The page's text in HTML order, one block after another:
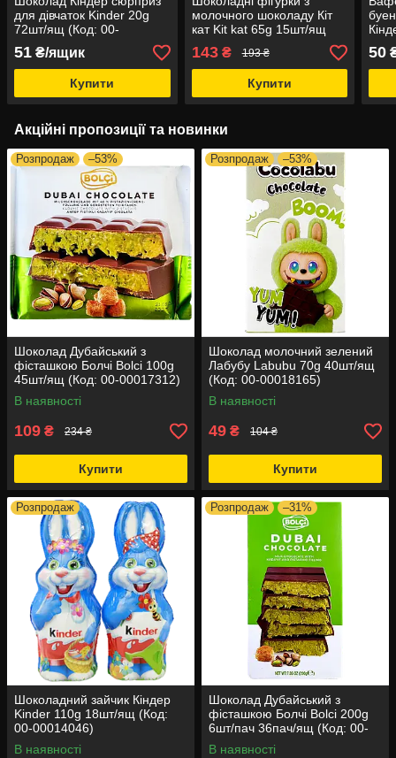
для дівчаток Kinder 20g
72шт/ящ (Код: 00-
00004744)
51 ₴/ящик
Купити
молочного шоколаду Кіт
кат Kit kat 65g 15шт/ящ
(Код: 00-00021077)
143₴ 193 ₴
Купити
50
Акційні пропозиції та новинки
Розпродаж –53%
Шоколад Дубайський з
фісташкою Болчі Bolci 100g
45шт/ящ (Код: 00-00017312)
В наявності
109 ₴ 234 ₴
Купити
Розпродаж –53%
Шоколад молочний зелений
Лабубу Labubu 70g 40шт/ящ
(Код: 00-00018165)
В наявності
49 ₴ 104 ₴
Купити
Розпродаж
Шоколадний зайчик Кіндер
Kinder 110g 18шт/ящ (Код:
00-00014046)
В наявності
Розпродаж –31%
Шоколад Дубайський з
фісташкою Болчі Bolci 200g
6шт/пач 36пач/ящ (Код: 00-
00018648)
В наявності